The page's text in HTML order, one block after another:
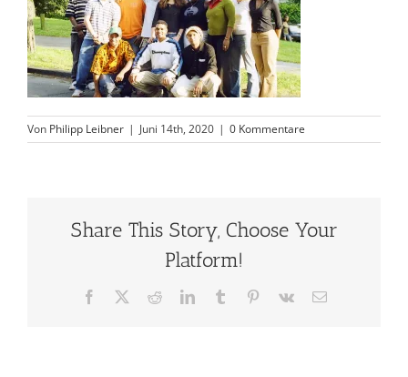
Von Philipp Leibner | Juni 14th, 2020 | 0 Kommentare
Share This Story, Choose Your
Platform!
Facebook RedditLinkedInTumblr Pinterest
Vk
E-